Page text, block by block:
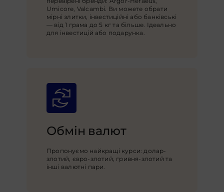
Umicore, Valcambi. Ви можете обрати
мірні злитки, інвестиційні або банківські
— від 1 грама до 5 кг та більше. Ідеально
для інвестицій або подарунка.
Обмін валют
Пропонуємо найкращі курси: долар-
злотий, євро-злотий, гривня-злотий та
інші валютні пари.